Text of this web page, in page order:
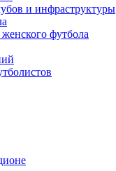
и инфраструктуры
футбола